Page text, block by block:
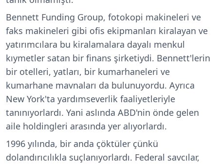
Bennett Funding Group, fotokopi makineleri ve
faks makineleri gibi ofis ekipmanları kiralayan ve
yatırımcılara bu kiralamalara dayalı menkul
kıymetler satan bir finans şirketiydi. Bennett'lerin
bir otelleri, yatları, bir kumarhaneleri ve
kumarhane mavnaları da bulunuyordu. Ayrıca
New York'ta yardımseverlik faaliyetleriyle
tanınıyorlardı. Yani aslında ABD'nin önde gelen
aile holdingleri arasında yer alıyorlardı.
1996 yılında, bir anda çöktüler çünkü
dolandırıcılıkla suçlanıyorlardı. Federal savcılar,